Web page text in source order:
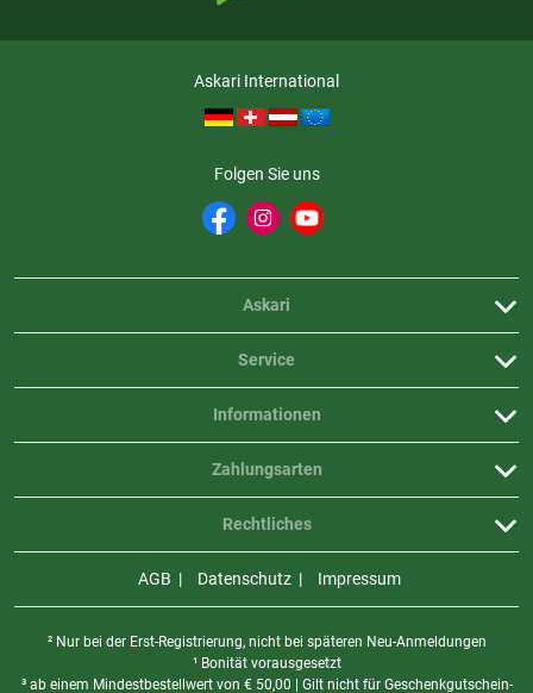
Askari International
Folgen Sie uns
Askari
Service
Informationen
Rechtliches
Zahlungsarten
AGB Datenschutz Impressum
² Nur bei der Erst-Registrierung, nicht bei späteren Neu-Anmeldungen
¹ Bonität vorausgesetzt
³ ab einem Mindestbestellwert von € 50,00 | Gilt nicht für Geschenkgutschein-